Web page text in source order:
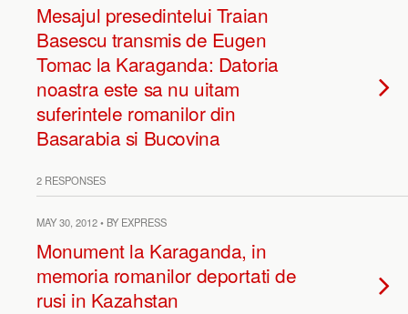
Mesajul presedintelui Traian
Basescu transmis de Eugen
Tomac la Karaganda: Datoria
noastra este sa nu uitam
suferintele romanilor din
Basarabia si Bucovina
2 RESPONSES
MAY 30, 2012 • BY EXPRESS
Monument la Karaganda, in
memoria romanilor deportati de
rusi in Kazahstan